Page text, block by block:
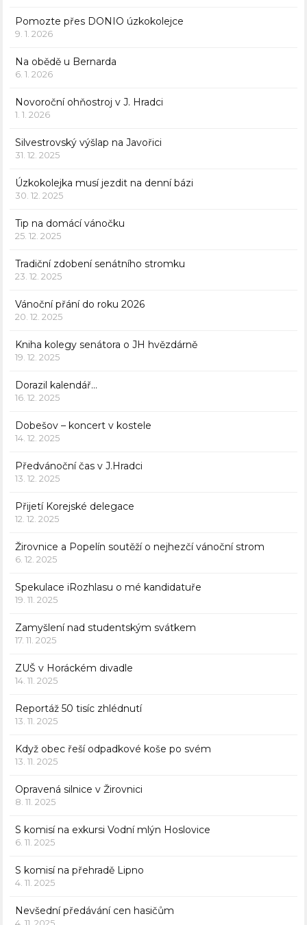
Pomozte přes DONIO úzkokolejce
9. 1. 2026
Na obědě u Bernarda
6. 1. 2026
Novoroční ohňostroj v J. Hradci
1. 1. 2026
Silvestrovský výšlap na Javořici
31. 12. 2025
Úzkokolejka musí jezdit na denní bázi
30. 12. 2025
Tip na domácí vánočku
25. 12. 2025
Tradiční zdobení senátního stromku
23. 12. 2025
Vánoční přání do roku 2026
20. 12. 2025
Kniha kolegy senátora o JH hvězdárně
19. 12. 2025
Dorazil kalendář…
16. 12. 2025
Dobešov – koncert v kostele
14. 12. 2025
Předvánoční čas v J.Hradci
13. 12. 2025
Přijetí Korejské delegace
12. 12. 2025
Žirovnice a Popelín soutěží o nejhezčí vánoční strom
6. 12. 2025
Spekulace iRozhlasu o mé kandidatuře
19. 11. 2025
Zamyšlení nad studentským svátkem
17. 11. 2025
ZUŠ v Horáckém divadle
14. 11. 2025
Reportáž 50 tisíc zhlédnutí
13. 11. 2025
Když obec řeší odpadkové koše po svém
13. 11. 2025
Opravená silnice v Žirovnici
8. 11. 2025
S komisí na exkursi Vodní mlýn Hoslovice
6. 11. 2025
S komisí na přehradě Lipno
4. 11. 2025
Nevšední předávání cen hasičům